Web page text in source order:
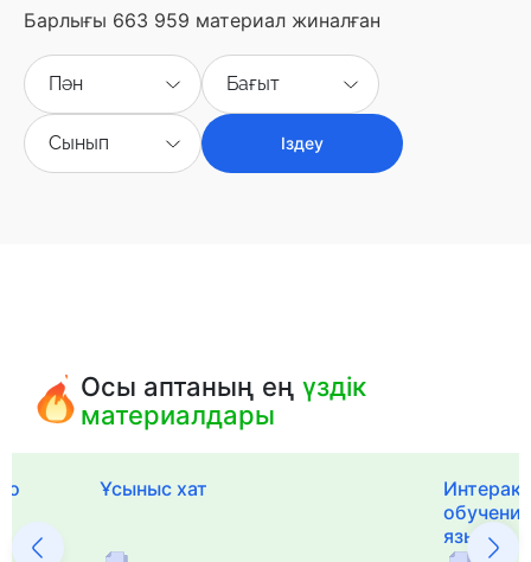
Барлығы 663 959 материал жиналған
Пән Бағыт
Сынып Іздеу
Осы аптаның еңүздік
материалдары
Ұсыныс хат
языка и